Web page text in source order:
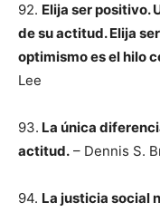
92. Elija ser positivo.
de su actitud. Elija
optimismo es el hilo
Lee
93. La única
actitud. – Dennis S.
94. La justicia social